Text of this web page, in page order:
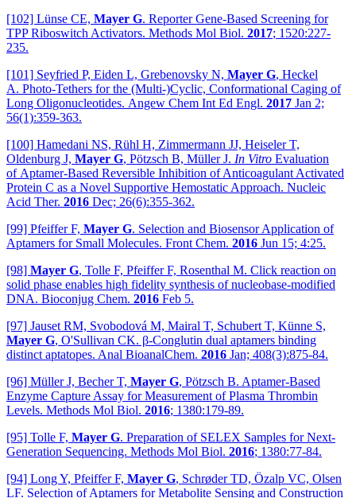
[102] Lünse CE, Mayer G. Reporter Gene-Based Screening for
TPP Riboswitch Activators. Methods Mol Biol. 2017; 1520:227-
235.
[101] Seyfried P, Eiden L, Grebenovsky N, Mayer G, Heckel
A. Photo-Tethers for the (Multi-)Cyclic, Conformational Caging of
Long Oligonucleotides. Angew Chem Int Ed Engl. 2017 Jan 2;
56(1):359-363.
[100] Hamedani NS, Rühl H, Zimmermann JJ, Heiseler T,
Oldenburg J, Mayer G, Pötzsch B, Müller J. In Vitro Evaluation
of Aptamer-Based Reversible Inhibition of Anticoagulant Activated
Protein C as a Novel Supportive Hemostatic Approach. Nucleic
Acid Ther. 2016 Dec; 26(6):355-362.
[99] Pfeiffer F, Mayer G. Selection and Biosensor Application of
Aptamers for Small Molecules. Front Chem. 2016 Jun 15; 4:25.
[98] Mayer G, Tolle F, Pfeiffer F, Rosenthal M. Click reaction on
solid phase enables high fidelity synthesis of nucleobase-modified
DNA. Bioconjug Chem. 2016 Feb 5.
[97] Jauset RM, Svobodová M, Mairal T, Schubert T, Künne S,
Mayer G, O'Sullivan CK. β-Conglutin dual aptamers binding
distinct aptatopes. Anal BioanalChem. 2016 Jan; 408(3):875-84.
[96] Müller J, Becher T, Mayer G, Pötzsch B. Aptamer-Based
Enzyme Capture Assay for Measurement of Plasma Thrombin
Levels. Methods Mol Biol. 2016; 1380:179-89.
[95] Tolle F, Mayer G. Preparation of SELEX Samples for Next-
Generation Sequencing. Methods Mol Biol. 2016; 1380:77-84.
[94] Long Y, Pfeiffer F, Mayer G, Schrøder TD, Özalp VC, Olsen
LF. Selection of Aptamers for Metabolite Sensing and Construction